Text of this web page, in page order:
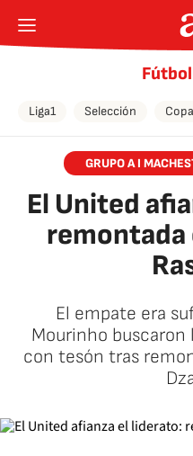
Liga1 Selección
GRUPO A I
El United
remontada
El empate era
Mourinho buscaron
con tesón tras